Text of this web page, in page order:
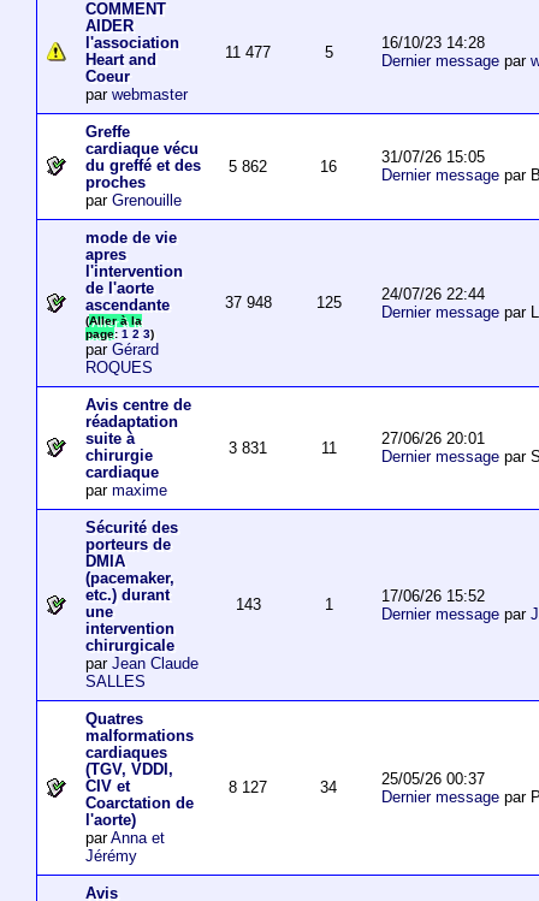
COMMENT
AIDER
l'association
Heart and
Coeur
par webmaster
11 477 5
16/10/23 14:28
Dernier messagepar
Greffe
cardiaque vécu
du greffé et des
proches
par Grenouille
5 862 16
31/07/26 15:05
Dernier messagepar
mode de vie
apres
l'intervention
de l'aorte
ascendante
(Aller à la
page: 1 2 3)
par Gérard
ROQUES
37 948 125
24/07/26 22:44
Dernier messagepar
Avis centre de
réadaptation
suite à
chirurgie
cardiaque
par maxime
3 831 11
27/06/26 20:01
Dernier messagepar
Sécurité des
porteurs de
DMIA
(pacemaker,
etc.) durant
une
intervention
chirurgicale
par Jean Claude
SALLES
143 1
17/06/26 15:52
Dernier messagepar
Quatres
malformations
cardiaques
(TGV, VDDI,
CIV et
Coarctation de
l'aorte)
parAnna et
Jérémy
8 127 34
25/05/26 00:37
Dernier messagepar
Avis